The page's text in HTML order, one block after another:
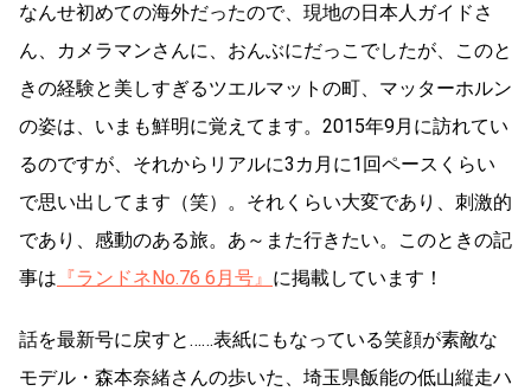
なんせ初めての海外だったので、現地の日本人ガイドさ
ん、カメラマンさんに、おんぶにだっこでしたが、このと
きの経験と美しすぎるツエルマットの町、マッターホルン
の姿は、いまも鮮明に覚えてます。2015年9月に訪れてい
るのですが、それからリアルに3カ月に1回ペースくらい
で思い出してます（笑）。それくらい大変であり、刺激的
であり、感動のある旅。あ～また行きたい。このときの記
事は 『ランドネNo.76 6月号』 に掲載しています！
話を最新号に戻すと……表紙にもなっている笑顔が素敵な
モデル・森本奈緒さんの歩いた、埼玉県飯能の低山縦走ハ